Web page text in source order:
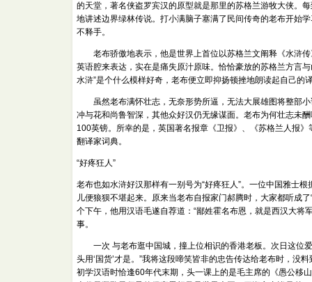
的天堂，著名侠盗罗宾汉的原型就是那里的苏格兰游牧大侠。
地讲述边界绿林传说。打小满脑子塞满了民间传奇的老布开始
不释手。
老布骄傲地表示，他是世界上首位以苏格兰文阐释《水浒传
英语腔来表达，实在是痛失原汁原味。恰恰豪放的苏格兰方言
水浒”是个什么模样好奇，老布便立即抑扬顿挫地朗读起自己
虽然老布满怀壮志，无奈形势所逼，无法大展雄图将整部小
冲与花和尚鲁智深，其他众好汉仍无缘谋面。老布为何壮志未
100英镑。所幸的是，英国著名报章《卫报》、《苏格兰人报
翻译家词典。
“好疼狂人”
老布也如水浒好汉那样有一别号为“好疼狂人”。一位中国雅士
儿便狼狈不堪起来。原来当老布自报家门郝腾时，大家都听成
个下午，他用汉语毛遂自荐道：“鄙姓霍名布恩，就是西汉大
事。
一次 与老布逛中国城，撞上位相识的香港老板。次日这位
头用‘国货’才是。”我将这段啼笑皆非的忠告传达给老布时，没
初学汉语时恰逢60年代末期，头一课上的是毛主席的《愚公移